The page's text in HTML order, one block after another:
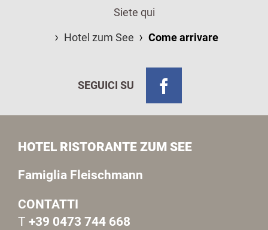
Siete qui
Hotel zum See
Come arrivare
SEGUICI SU
HOTEL RISTORANTE ZUM SEE
Famiglia Fleischmann
CONTATTI
T +39 0473 744 668